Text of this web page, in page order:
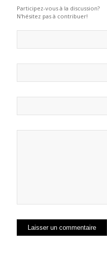
Participez-vous à la discussion?
N'hésitez pas à contribuer!